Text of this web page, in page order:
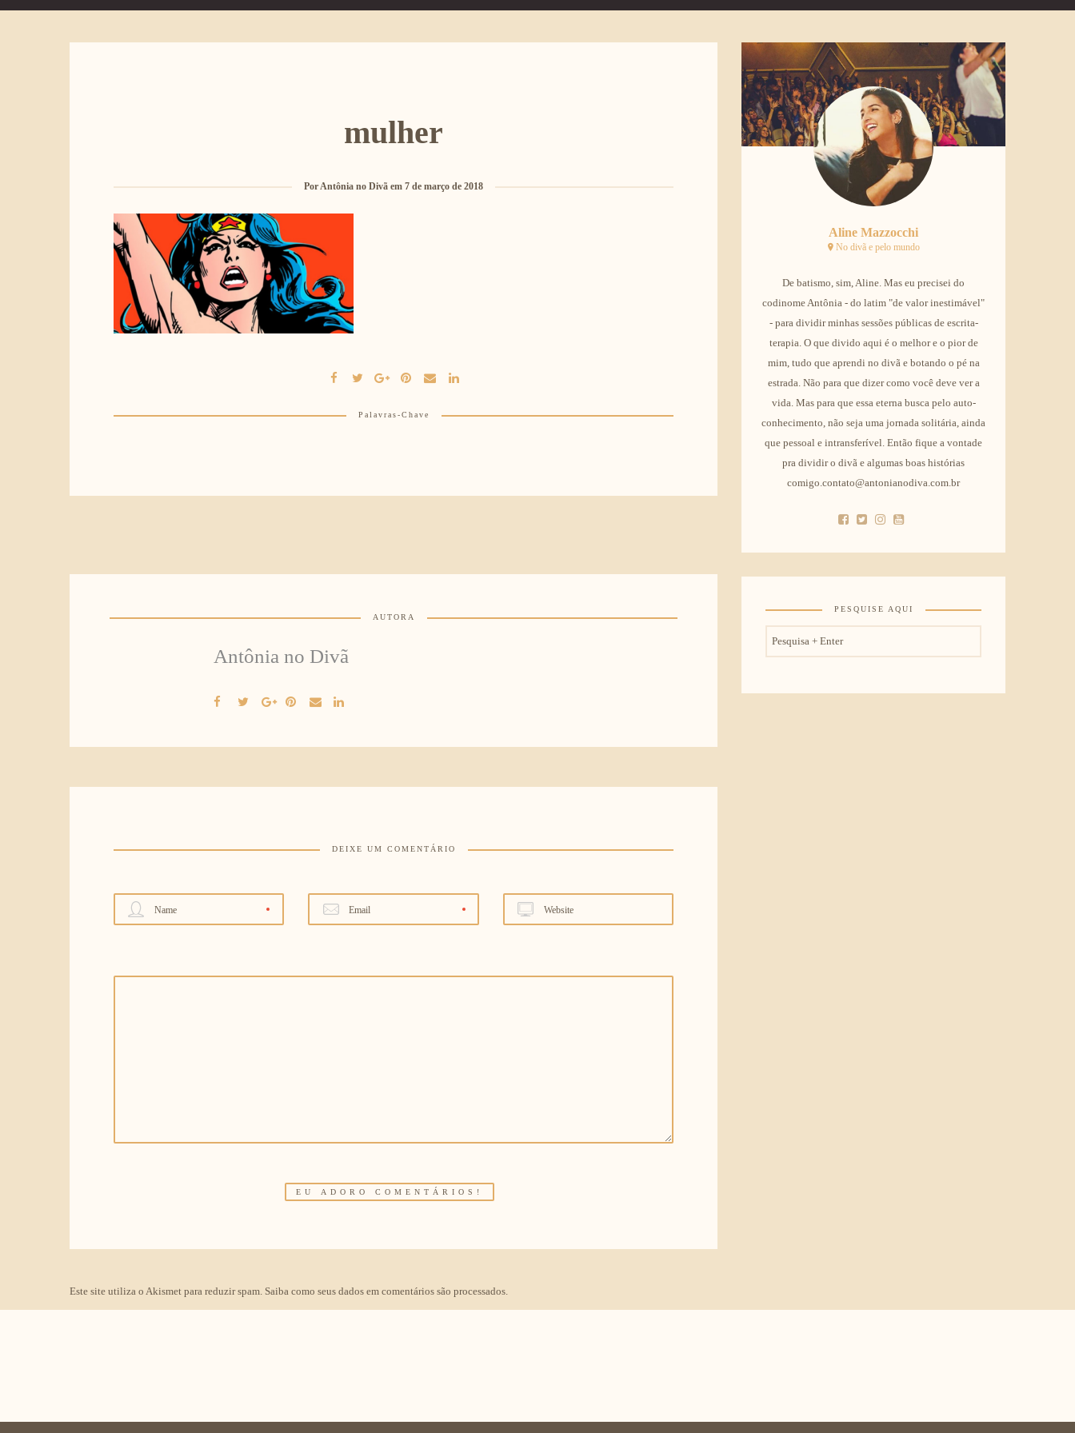
mulher
PorAntônia no Divã em 7 de março de 2018
Palavras-Chave
AUTORA
Antônia no Divã
DEIXE UM COMENTÁRIO
Name Email Website
Este site utiliza o Akismet para reduzir spam. Saiba como seus dados em comentários são processados.
Aline Mazzocchi
No divã e pelo mundo
De batismo, sim, Aline. Mas eu precisei do
codinome Antônia - do latim "de valor inestimável"
- para dividir minhas sessões públicas de escrita-
terapia. O que divido aqui é o melhor e o pior de
mim, tudo que aprendi no divã e botando o pé na
estrada. Não para que dizer como você deve ver a
vida. Mas para que essa eterna busca pelo auto-
conhecimento, não seja uma jornada solitária, ainda
que pessoal e intransferível. Então fique a vontade
pra dividir o divã e algumas boas histórias
comigo.contato@antonianodiva.com.br
PESQUISE AQUI